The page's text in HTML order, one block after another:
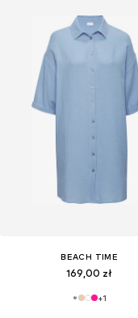
BEACH TIME
169,00 zł
+1